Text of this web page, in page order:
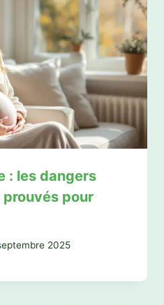
: les dangers
pour
2025